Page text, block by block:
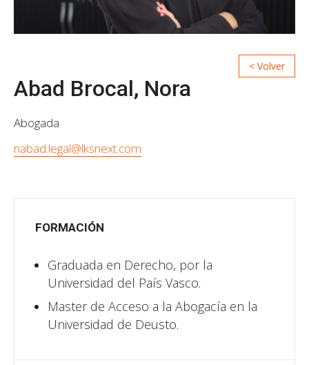
Abad Brocal, Nora
Abogada
nabad.legal@lksnext.com
FORMACIÓN
Graduada en Derecho, por la
Universidad del País Vasco.
Master de Acceso a la Abogacía en la
Universidad de Deusto.